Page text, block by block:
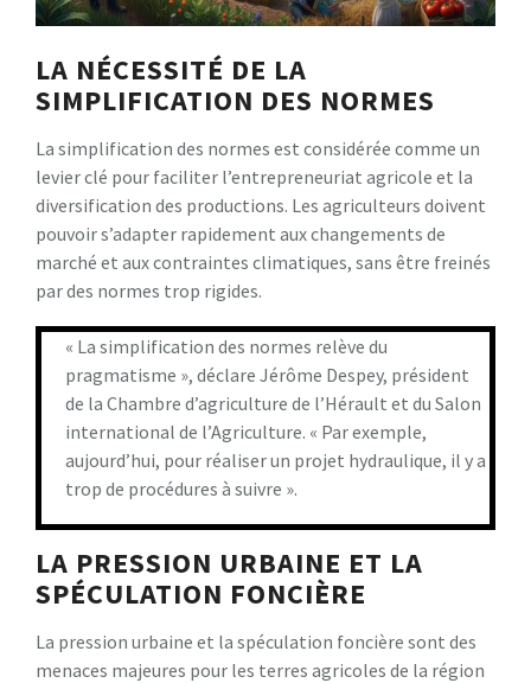
LA NÉCESSITÉ DE LA
SIMPLIFICATION DES NORMES
La simplification des normes est considérée comme un
levier clé pour faciliter l’entrepreneuriat agricole et la
diversification des productions. Les agriculteurs doivent
pouvoir s’adapter rapidement aux changements de
marché et aux contraintes climatiques, sans être freinés
par des normes trop rigides.
« La simplification des normes relève du
pragmatisme », déclare Jérôme Despey, président
de la Chambre d’agriculture de l’Hérault et du Salon
international de l’Agriculture. « Par exemple,
aujourd’hui, pour réaliser un projet hydraulique, il y a
trop de procédures à suivre ».
LA PRESSION URBAINE ET LA
SPÉCULATION FONCIÈRE
La pression urbaine et la spéculation foncière sont des
menaces majeures pour les terres agricoles de la région